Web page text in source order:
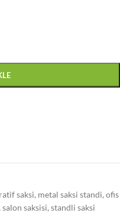
saksi, metal saksi standi, ofis
salon saksisi, standli saksi